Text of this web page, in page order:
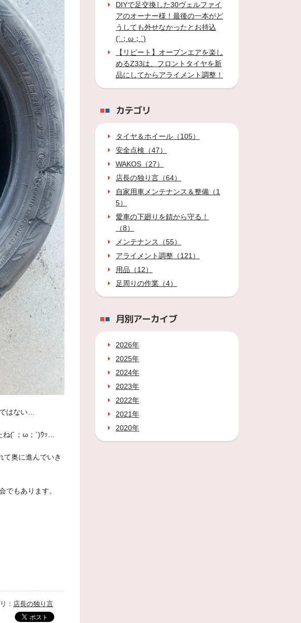
はない…
ね(´；ω；`)ｳｯ…
て奥に進んでいき
でもあります。
： 店長の独り言
DIYで足交換した30ヴェルファイ
アのオーナー様！最後の一本がど
うしても外せなかったとお持込
(´；ω；`)
【リピート】オープンエアを楽し
めるZ33は、フロントタイヤを新
品にしてからアライメント調整！
カテゴリ
タイヤ＆ホイール（105）
安全点検（47）
WAKOS（27）
店長の独り言（64）
自家用車メンテナンス＆整備（1
5）
愛車の下廻りを錆から守る！
（8）
メンテナンス（55）
アライメント調整（121）
用品（12）
足周りの作業（4）
月別アーカイブ
2026年
2025年
2024年
2023年
2022年
2021年
2020年